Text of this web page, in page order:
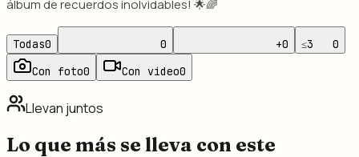
álbum de recuerdos inolvidables! 🌟🌈
Todas0 0 +0 ≤3
0
Con foto0 Con video0
Llevan juntos
Lo que más se lleva con este